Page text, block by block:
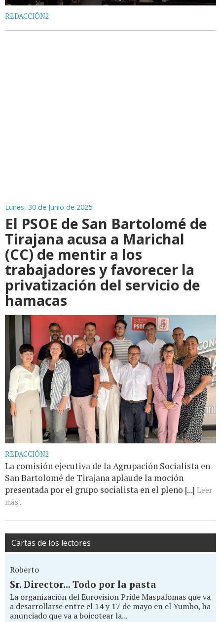
REDACCIÓN2
Lunes, 30 de Junio de 2025
El PSOE de San Bartolomé de
Tirajana acusa a Marichal
(CC) de mentir a los
trabajadores y favorecer la
privatización del servicio de
hamacas
REDACCIÓN2
La comisión ejecutiva de la Agrupación Socialista en
San Bartolomé de Tirajana aplaude la moción
presentada por el grupo socialista en el pleno [...] Leer
más...
Cartas de los lectores
Roberto
Sr. Director... Todo por la pasta
La organización del Eurovision Pride Maspalomas que va
a desarrollarse entre el 14 y 17 de mayo en el Yumbo, ha
anunciado que va a boicotear la...